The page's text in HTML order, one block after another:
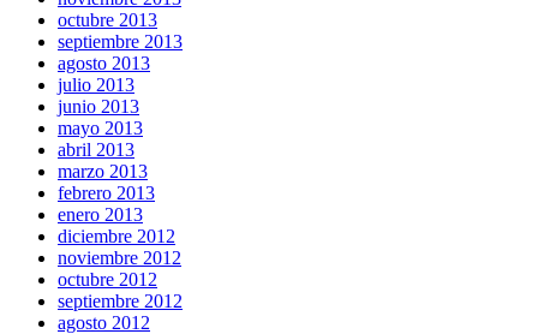
octubre 2013
septiembre 2013
agosto 2013
julio 2013
junio 2013
mayo 2013
abril 2013
marzo 2013
febrero 2013
enero 2013
diciembre 2012
noviembre 2012
octubre 2012
septiembre 2012
agosto 2012